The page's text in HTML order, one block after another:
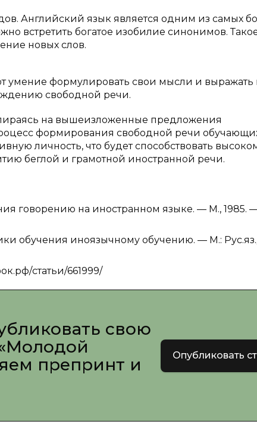
Английский язык является одним из самых
встретить богатое изобилие синонимов.
новых слов.
формулировать свои мысли и выражать
свободной речи.
на вышеизложенные предложения
формирования свободной речи
личность, что будет способствовать
беглой и грамотной иностранной речи.
говорению на иностранном языке. — М., 1985.
обучения иноязычному обучению. — М.:
статьи/661999/
свою
препринт и
Опубликовать